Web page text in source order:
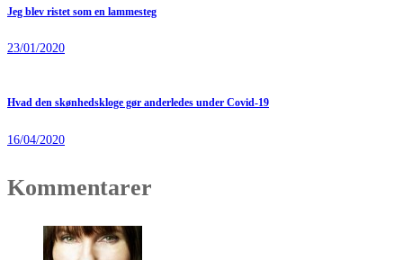
Jeg blev ristet som en lammesteg
23/01/2020
Hvad den skønhedskloge gør anderledes under Covid-19
16/04/2020
Kommentarer